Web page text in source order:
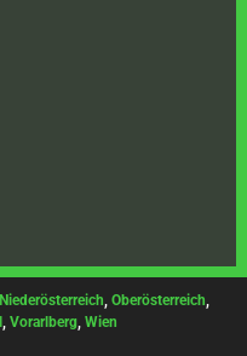
Niederösterreich, Oberösterreich,
, Vorarlberg, Wien